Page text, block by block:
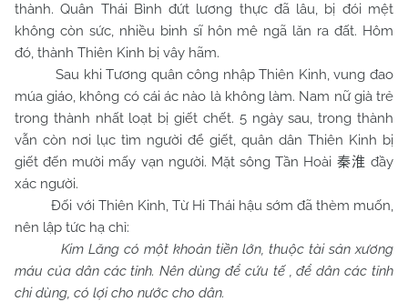
thành. Quân Thái Bình đứt lương thực đã lâu, bị đói mệt
không còn sức, nhiều binh sĩ hôn mê ngã lăn ra đất. Hôm
đó, thành Thiên Kinh bị vây hãm.
Sau khi Tương quân công nhập Thiên Kinh, vung đao
múa giáo, không có cái ác nào là không làm. Nam nữ già trẻ
trong thành nhất loạt bị giết chết. 5 ngày sau, trong thành
vẫn còn nơi lục tìm người để giết, quân dân Thiên Kinh bị
giết đến mười mấy vạn người. Mặt sông Tần Hoài 秦淮 đầy
xác người.
Đối với Thiên Kinh, Từ Hi Thái hậu sớm đã thèm muốn,
nên lập tức hạ chỉ:
Kim Lăng có một khoản tiền lớn, thuộc tài sản xương
máu của dân các tỉnh. Nên dùng để cứu tế , để dân các tỉnh
chi dùng, có lợi cho nước cho dân.